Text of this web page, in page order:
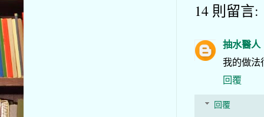
14 則留言:
抽水醫人
我的做法
回覆
回覆